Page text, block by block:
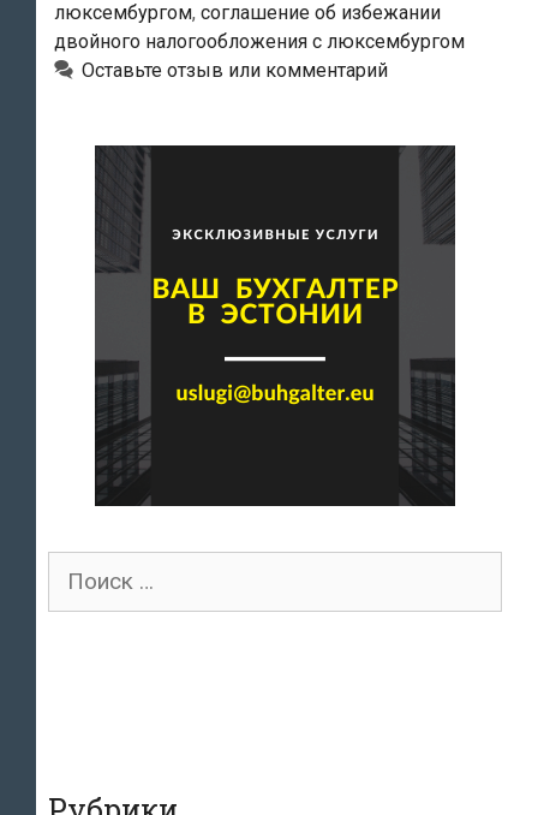
Люксембургом
люксембургом, соглашение об избежании
двойного налогообложения с люксембургом
Оставьте отзыв или комментарий
Поиск